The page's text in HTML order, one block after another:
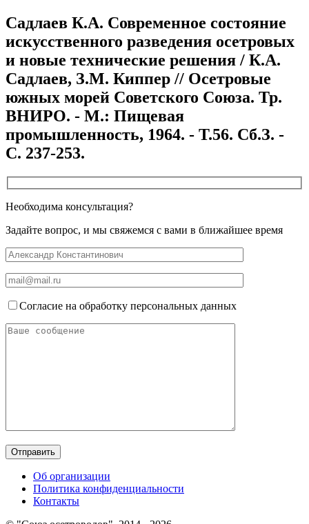
Садлаев К.А. Современное состояние
искусственного разведения осетровых
и новые технические решения / К.А.
Садлаев, З.М. Киппер // Осетровые
южных морей Советского Союза. Тр.
ВНИРО. - М.: Пищевая
промышленность, 1964. - Т.56. Сб.З. -
С. 237-253.
Необходима консультация?
Задайте вопрос, и мы свяжемся с вами в ближайшее время
Согласие на обработку персональных данных
Об организации
Политика конфиденциальности
Контакты